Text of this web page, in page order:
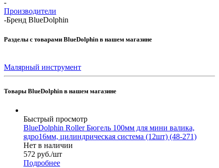
-
Производители
-Бренд ВluеDоlрhin
Разделы с товарами ВluеDоlрhin в нашем магазине
Малярный инструмент
Товары ВluеDоlрhin в нашем магазине
Быстрый просмотр
BlueDolphin Roller Бюгель 100мм для мини валика,
ядро16мм, цилиндрическая система (12шт) (48-271)
Нет в наличии
572 руб./шт
Подробнее